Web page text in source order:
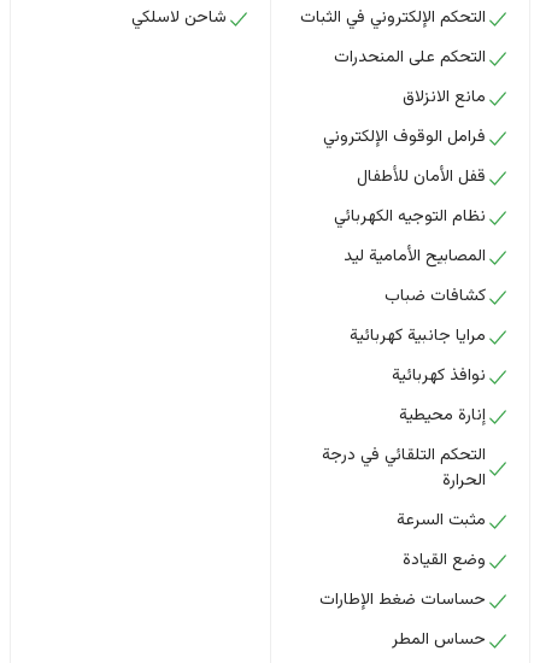
التحكم الإلكتروني في الثبات
التحكم على المنحدرات
مانع الانزلاق
فرامل الوقوف الإلكتروني
قفل الأمان للأطفال
نظام التوجيه الكهربائي
المصابيح الأمامية ليد
كشافات ضباب
مرايا جانبية كهربائية
نوافذ كهربائية
إنارة محيطية
التحكم التلقائي في درجة
الحرارة
مثبت السرعة
وضع القيادة
حساسات ضغط الإطارات
حساس المطر
شاحن لاسلكي